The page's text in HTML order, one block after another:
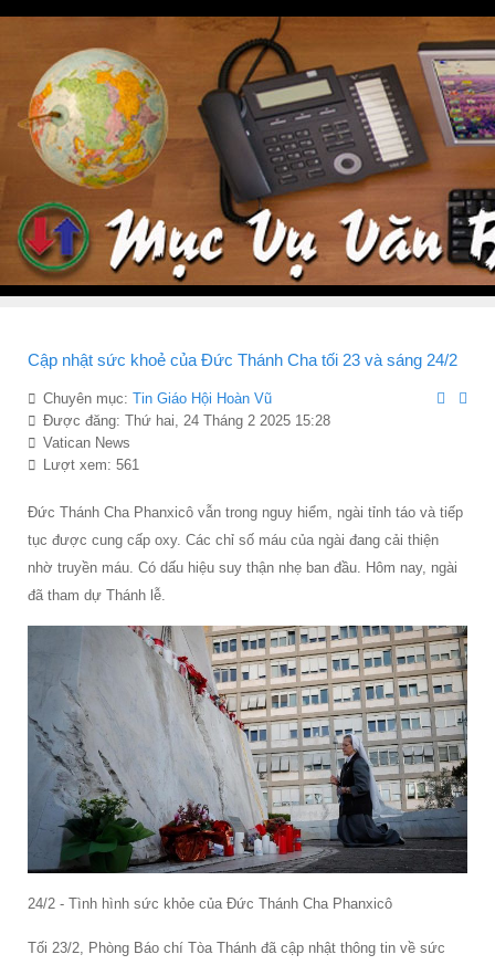
Cập nhật sức khoẻ của Đức Thánh Cha tối 23 và sáng 24/2
Chuyên mục: Tin Giáo Hội Hoàn Vũ
Được đăng: Thứ hai, 24 Tháng 2 2025 15:28
Vatican News
Lượt xem: 561
Đức Thánh Cha Phanxicô vẫn trong nguy hiểm, ngài tỉnh táo và tiếp
tục được cung cấp oxy. Các chỉ số máu của ngài đang cải thiện
nhờ truyền máu. Có dấu hiệu suy thận nhẹ ban đầu. Hôm nay, ngài
đã tham dự Thánh lễ.
24/2 - Tình hình sức khỏe của Đức Thánh Cha Phanxicô
Tối 23/2, Phòng Báo chí Tòa Thánh đã cập nhật thông tin về sức